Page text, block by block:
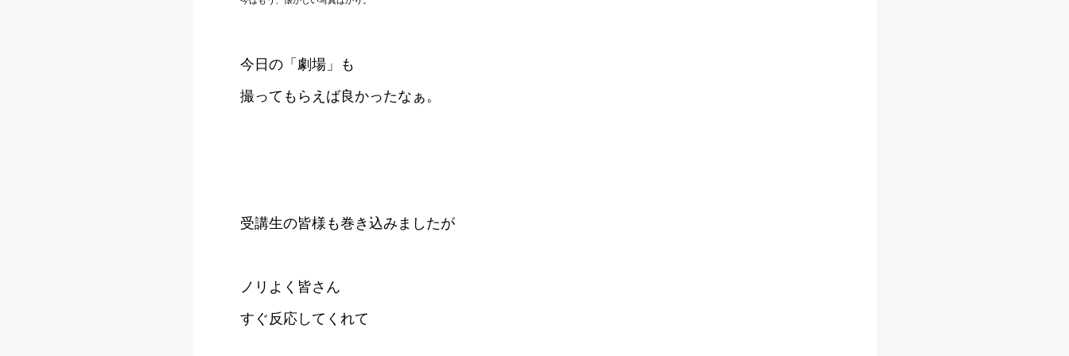
今日の「劇場」も
撮ってもらえば良かったなぁ。
受講生の皆様も巻き込みましたが
ノリよく皆さん
すぐ反応してくれて